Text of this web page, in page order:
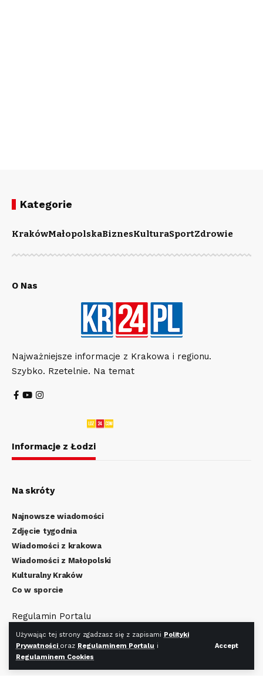
Używając tej strony zgadzasz się z zapisami Polityki
Prywatności oraz Regulaminem Portalu i
Regulaminem Cookies
Accept
Kategorie
KrakówMałopolskaBiznesKulturaSportZdrowie
O Nas
Najważniejsze informacje z Krakowa i regionu.
Szybko. Rzetelnie. Na temat
Informacje z Łodzi
Na skróty
Najnowsze wiadomości
Zdjęcie tygodnia
Wiadomości z krakowa
Wiadomości z Małopolski
Kulturalny Kraków
Co w sporcie
Regulamin Portalu
Polityka Prywatności
Regulamin Cookies